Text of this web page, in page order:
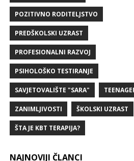
POZITIVNO RODITELJSTVO
PREDŠKOLSKI UZRAST
PROFESIONALNI RAZVOJ
PSIHOLOŠKO TESTIRANJE
SAVJETOVALIŠTE "SARA"
ZANIMLJIVOSTI ŠKOLSKI UZRAST
ŠTA JE KBT TERAPIJA?
NAJNOVIJI ČLANCI